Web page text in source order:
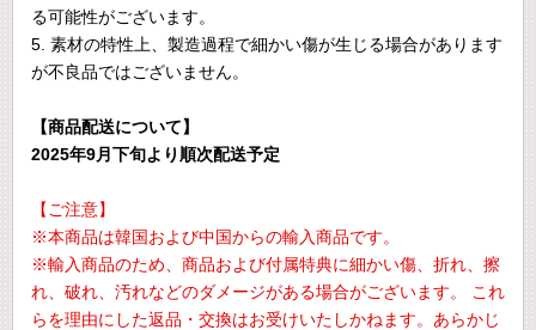
る可能性がございます。
5. 素材の特性上、製造過程で細かい傷が生じる場合があります
が不良品ではございません。
【商品配送について】
2025年9月下旬より順次配送予定
【ご注意】
※本商品は韓国および中国からの輸入商品です。
※輸入商品のため、商品および付属特典に細かい傷、折れ、擦
れ、破れ、汚れなどのダメージがある場合がございます。 これ
らを理由にした返品・交換はお受けいたしかねます。あらかじ